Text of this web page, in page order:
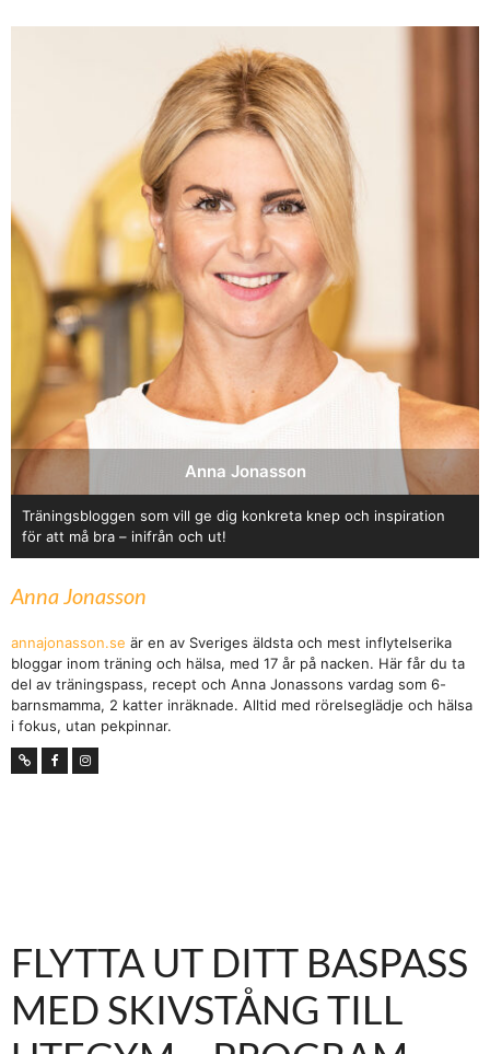
Anna Jonasson
Träningsbloggen som vill ge dig konkreta knep och inspiration
för att må bra – inifrån och ut!
Anna Jonasson
annajonasson.se är en av Sveriges äldsta och mest inflytelserika
bloggar inom träning och hälsa, med 17 år på nacken. Här får du ta
del av träningspass, recept och Anna Jonassons vardag som 6-
barnsmamma, 2 katter inräknade. Alltid med rörelseglädje och hälsa
i fokus, utan pekpinnar.
FLYTTA UT DITT BASPASS
MED SKIVSTÅNG TILL